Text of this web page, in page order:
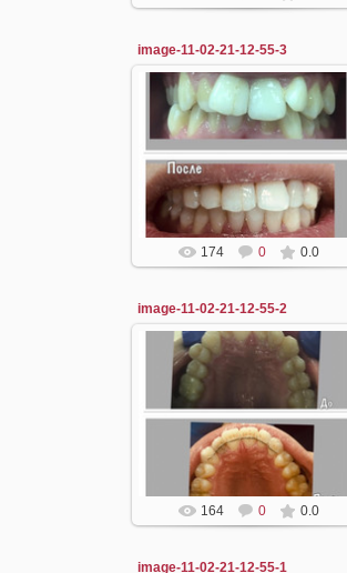
image-11-02-21-12-55-3
11.02.2021
dzergal
174 0 0.0
image-11-02-21-12-55-2
11.02.2021
dzergal
164 0 0.0
image-11-02-21-12-55-1